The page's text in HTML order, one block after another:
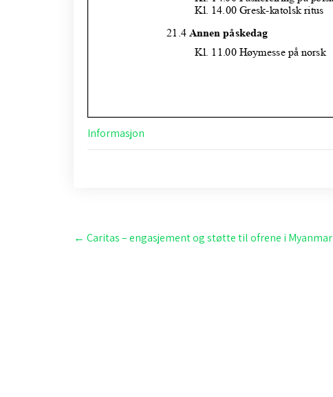
Informasjon
Post
navigation
← Caritas – engasjement og støtte til ofrene i Myanmar